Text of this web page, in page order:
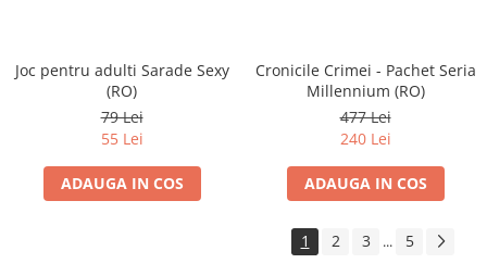
Joc pentru adulti Sarade Sexy
(RO)
79 Lei
55 Lei
ADAUGA IN COS
Cronicile Crimei - Pachet Seria
Millennium (RO)
477 Lei
240 Lei
ADAUGA IN COS
1 2 3 ... 5